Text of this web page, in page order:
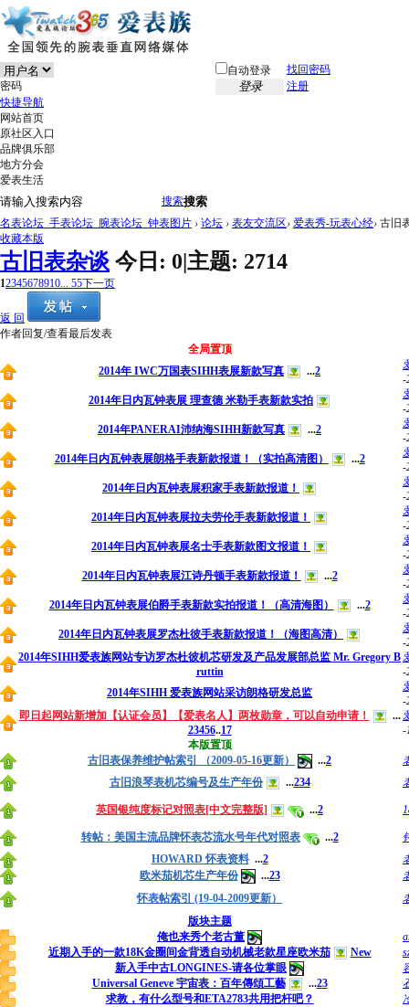
自动登录
找回密码
密码
登录
注册
快捷导航
网站首页
原社区入口
品牌俱乐部
地方分会
爱表生活
搜索搜索
名表论坛_手表论坛_腕表论坛_钟表图片 › 论坛 › 表友交流区› 爱表秀-玩表心经› 古旧
收藏本版
古旧表杂谈 今日: 0|主题: 2714
12345678910... 55下一页
返 回
作者回复/查看最后发表
全局置顶
2014年 IWC万国表SIHH表展新款写真
...2
-
2014年日内瓦钟表展 理查德 米勒手表新款实拍
-
2014年PANERAI沛纳海SIHH新款写真
...2
-
2014年日内瓦钟表展朗格手表新款报道！（实拍高清图）
...2
-
2014年日内瓦钟表展积家手表新款报道！
-
2014年日内瓦钟表展拉夫劳伦手表新款报道！
-
2014年日内瓦钟表展名士手表新款图文报道！
-
2014年日内瓦钟表展江诗丹顿手表新款报道！
...2
-
2014年日内瓦钟表展伯爵手表新款实拍报道！（高清海图）
...2
-
2014年日内瓦钟表展罗杰杜彼手表新款报道！（海图高清）
-
2014年SIHH爱表族网站专访罗杰杜彼机芯研发及产品发展部总监 Mr. Gregory B
ruttin
-
2014年SIHH 爱表族网站采访朗格研发总监
-
即日起网站新增加【认证会员】【爱表名人】两枚勋章，可以自动申请！
...
23456..17
-
本版置顶
古旧表保养维护帖索引 （2009-05-16更新）
...2
古旧浪琴表机芯编号及生产年份
...234
英国银纯度标记对照表[中文完整版] ...2
转帖：美国主流品牌怀表芯流水号年代对照表 ...2
HOWARD 怀表资料 ...2
欧米茄机芯生产年份
...23
怀表帖索引 (19-04-2009更新）
版块主题
俺也来秀个老古董
近期入手的一款18K金圈间金背透自动机械老款星座欧米茄
New
新入手中古LONGINES-请各位掌眼
Universal Geneve 宇宙表：百年傳頌工藝
...23
求教，有什么型号和ETA2783共用把杆吧？